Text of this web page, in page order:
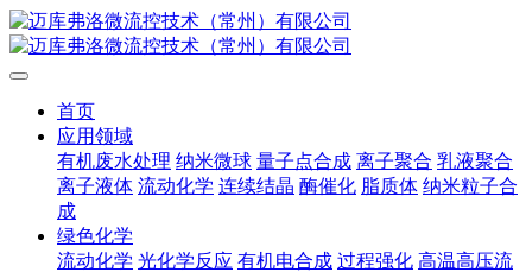
首页
应用领域
有机废水处理 纳米微球 量子点合成 离子聚合 乳液聚合
离子液体 流动化学 连续结晶 酶催化 脂质体 纳米粒子合
成
绿色化学
流动化学 光化学反应 有机电合成 过程强化 高温高压流